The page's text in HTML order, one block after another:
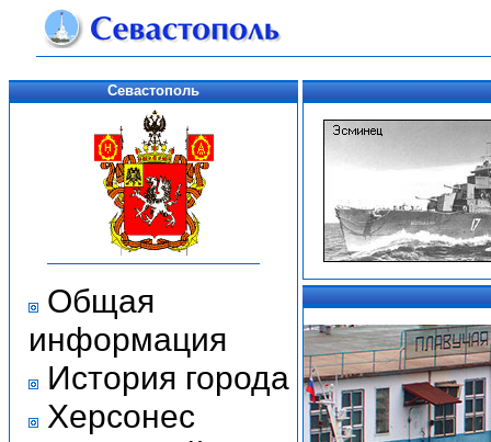
Севастополь
Общая
информация
История города
Херсонес